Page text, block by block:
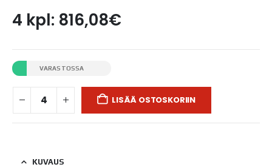
4 kpl: 816,08€
VARASTOSSA
LISÄÄ OSTOSKORIIN
KUVAUS